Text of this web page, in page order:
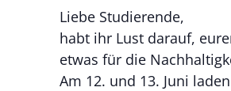
Liebe Studierende,
habt ihr Lust darauf,
etwas für die
Am 12. und 13. Juni